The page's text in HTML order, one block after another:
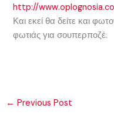
http://
Και εκεί θα δείτε και
φωτιάς για σουπερποζέ.
← Previous Post